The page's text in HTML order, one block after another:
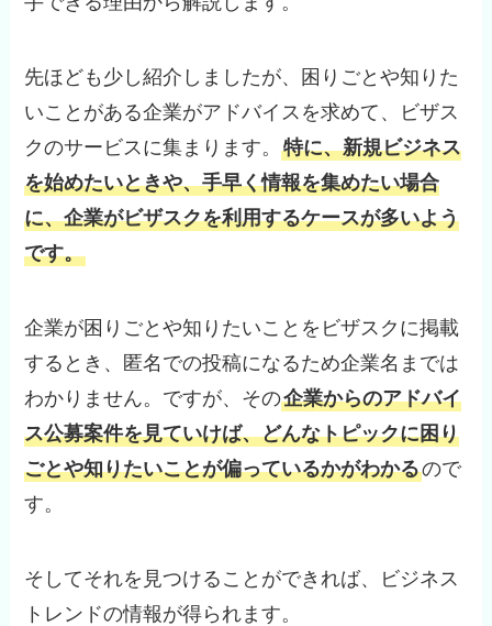
先ほども少し紹介しましたが、困りごとや知りた
いことがある企業がアドバイスを求めて、ビザス
クのサービスに集まります。特に、新規ビジネス
を始めたいときや、手早く情報を集めたい場合
に、企業がビザスクを利用するケースが多いよう
です。
企業が困りごとや知りたいことをビザスクに掲載
するとき、匿名での投稿になるため企業名までは
わかりません。ですが、その企業からのアドバイ
ス公募案件を見ていけば、どんなトピックに困り
ごとや知りたいことが偏っているかがわかるので
す。
そしてそれを見つけることができれば、ビジネス
トレンドの情報が得られます。